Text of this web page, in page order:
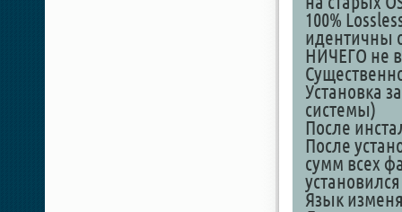
100%
идентичны
НИЧЕГО не
Установка
системы)
После
После
сумм всех
Язык